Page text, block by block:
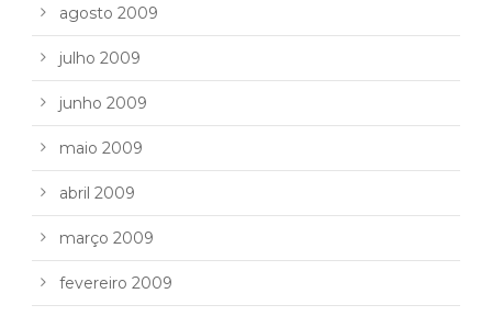
agosto 2009
julho 2009
junho 2009
maio 2009
abril 2009
março 2009
fevereiro 2009